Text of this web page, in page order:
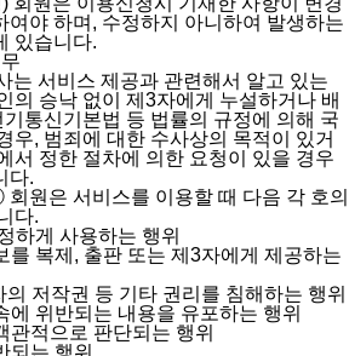
여야 하며, 수정하지 아니하여 발생하는
있습니다.
는 서비스 제공과 관련해서 알고 있는
의 승낙 없이 제3자에게 누설하거나 배
통신기본법 등 법률의 규정에 의해 국
우, 범죄에 대한 수사상의 목적이 있거
서 정한 절차에 의한 요청이 있을 경우
다.
원은 서비스를 이용할 때 다음 각 호의
다.
하게 사용하는 행위
를 복제, 출판 또는 제3자에게 제공하는
저작권 등 기타 권리를 침해하는 행위
에 위반되는 내용을 유포하는 행위
관적으로 판단되는 행위
되는 행위